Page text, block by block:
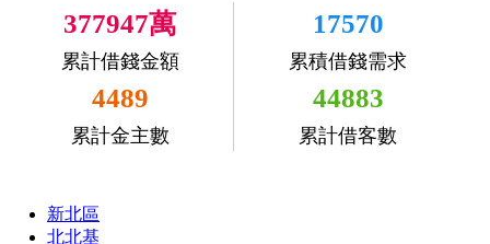
377947萬
累計借錢金額
17570
累積借錢需求
4489
累計金主數
44883
累計借客數